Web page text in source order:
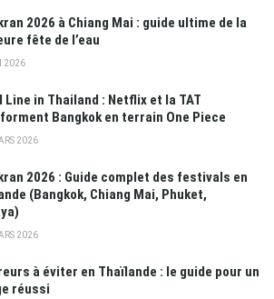
2026 à Chiang Mai : guide ultime de la
fête de l’eau
2026
Line in Thailand : Netflix et la TAT
Bangkok en terrain One Piece
2026
2026 : Guide complet des festivals en
(Bangkok, Chiang Mai, Phuket,
2026
à éviter en Thaïlande : le guide pour un
réussi